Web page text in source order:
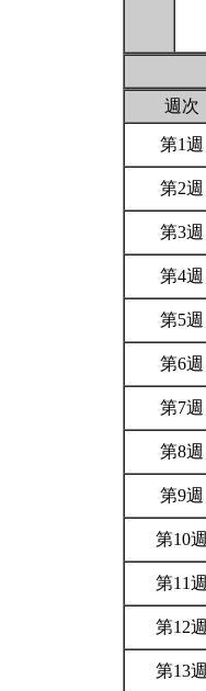
週次
第1週
第2週
第3週
第4週
第5週
第6週
第7週
第8週
第9週
第10週
第11週
第12週
第13週